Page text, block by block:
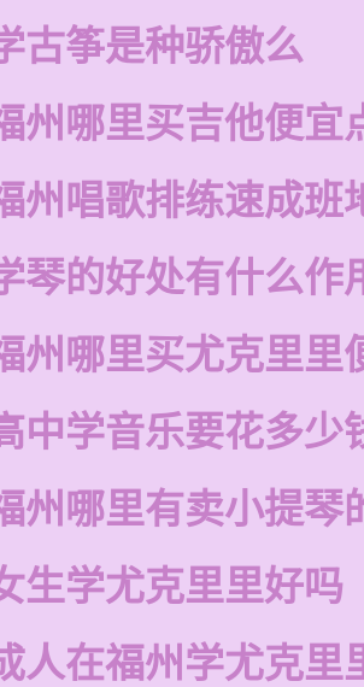
古筝是种骄傲么
州哪里买吉他便宜
州唱歌排练速成班
琴的好处有什么作
州哪里买尤克里里
中学音乐要花多少
州哪里有卖小提琴
生学尤克里里好吗
人在福州学尤克里